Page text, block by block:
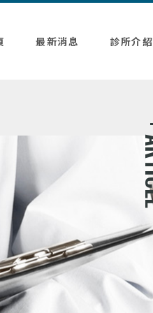
最新消息 診所介紹